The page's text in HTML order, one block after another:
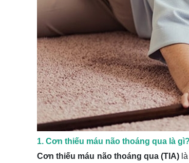
1. Cơn thiếu máu não thoáng qua là gì?
Cơn thiếu máu não thoáng qua (TIA)